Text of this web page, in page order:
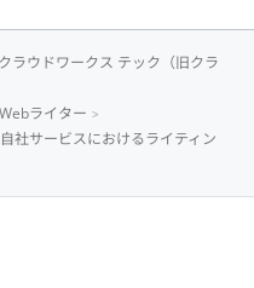
ラウドワークス テック（旧クラ
Webライター
社サービスにおけるライティン